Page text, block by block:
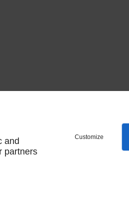
and
partners
Customize